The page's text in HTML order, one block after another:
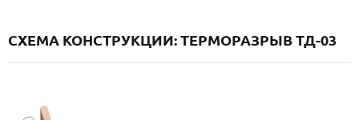
СХЕМА КОНСТРУКЦИИ: ТЕРМОРАЗРЫВ ТД-03